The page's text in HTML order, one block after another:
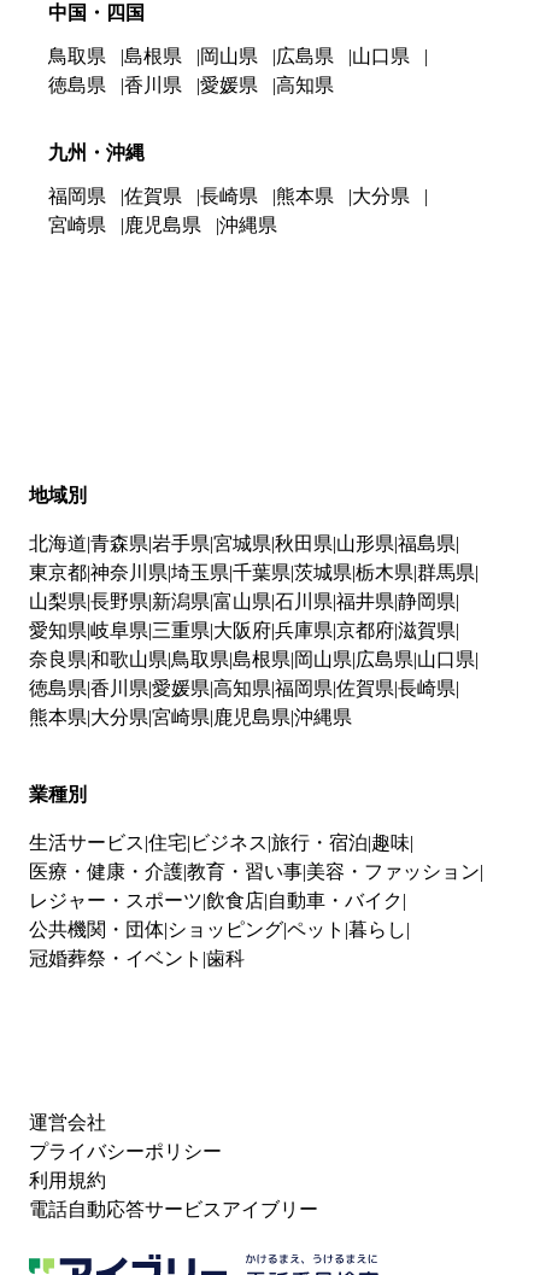
中国・四国
鳥取県 島根県 岡山県 広島県
山口県
徳島県
香川県 愛媛県 高知県
九州・沖縄
福岡県 佐賀県 長崎県 熊本県
大分県
宮崎県
鹿児島県 沖縄県
地域別
北海道 青森県 岩手県 宮城県 秋田県 山形県 福島県
東京都神奈川県 埼玉県 千葉県 茨城県 栃木県 群馬県
山梨県 長野県 新潟県 富山県 石川県 福井県 静岡県
愛知県 岐阜県 三重県 大阪府兵庫県 京都府滋賀県
奈良県 和歌山県 鳥取県 島根県 岡山県 広島県 山口県
徳島県 香川県 愛媛県 高知県 福岡県 佐賀県 長崎県
熊本県 大分県 宮崎県 鹿児島県 沖縄県
業種別
生活サービス 住宅 ビジネス 旅行・宿泊 趣味
医療・健康・介護教育・習い事 美容・ファッション
レジャー・スポーツ 飲食店 自動車・バイク
公共機関・団体 ショッピングペット 暮らし
冠婚葬祭・イベント 歯科
運営会社
プライバシーポリシー
利用規約
電話自動応答サービスアイブリー